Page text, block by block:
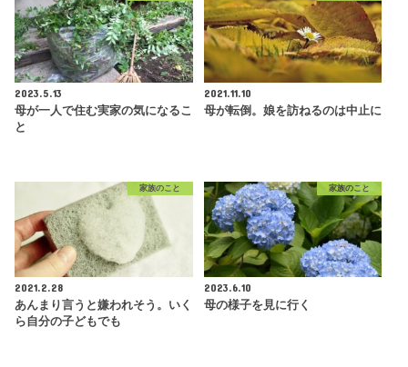
2023.5.13
母が一人で住む実家の気になるこ
と
2021.11.10
母が転倒。娘を訪ねるのは中止に
家族のこと
2021.2.28
あんまり言うと嫌われそう。いく
ら自分の子どもでも
家族のこと
2023.6.10
母の様子を見に行く